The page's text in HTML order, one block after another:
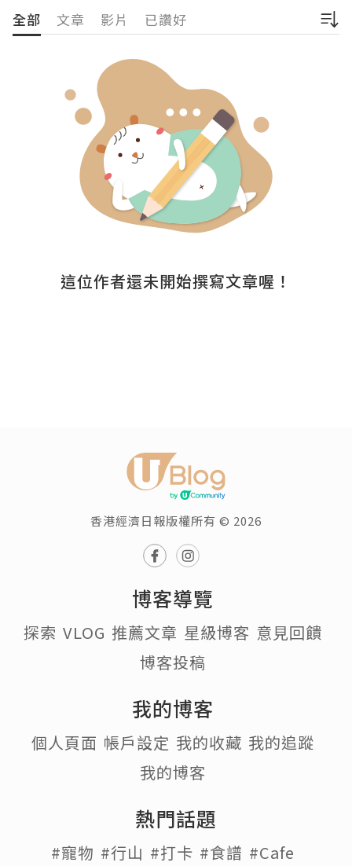
全部 文章 影片 已讚好
這位作者還未開始撰寫文章喔！
香港經濟日報版權所有 © 2026
博客導覽
探索 VLOG 推薦文章 星級博客 意見回饋
博客投稿
我的博客
個人頁面 帳戶設定 我的收藏 我的追蹤
我的博客
熱門話題
#寵物 #行山 #打卡 #食譜 #Cafe